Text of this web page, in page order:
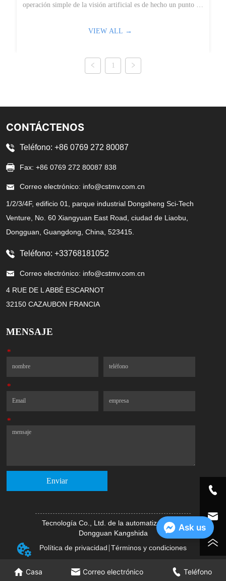
operación simple de la visión artificial es de hecho un punto de
VIEW ALL →
1
Casa Correo electrónico Teléfono
CONTÁCTENOS
Teléfono: +86 0769 272 80087
Fax: +86 0769 272 80087 838
Correo electrónico: info@cstmv.com.cn
1/2/3/4F, edificio 01, parque industrial Dongsheng Sci-Tech
Venture, No. 60 Xiangyuan East Road, ciudad de Liaobu,
Dongguan, Guangdong, China, 523415.
Teléfono: +33768181052
Correo electrónico: info@cstmv.com.cn
4 RUE DE L ABBÉ ESCARNOT
32150 CAZAUBON FRANCIA
MENSAJE
*Nombre
*Correo electrónico
*Mensaje
Enviar
Tecnología Co., Ltd. de la automatización de
Dongguan Kangshida
Política de privacidad Términos y condiciones
Ask us